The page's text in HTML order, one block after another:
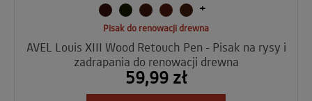
+
Pisak do renowacji drewna
AVEL Louis XIII Wood Retouch Pen - Pisak na rysy i
zadrapania do renowacji drewna
59,99 zł